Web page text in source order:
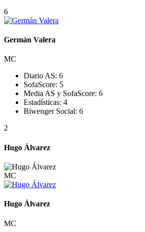
6
Germán Valera
MC
Diario AS: 6
SofaScore: 5
Media AS y SofaScore: 6
Estadísticas: 4
Biwenger Social: 6
2
Hugo Álvarez
MC
Hugo Álvarez
MC